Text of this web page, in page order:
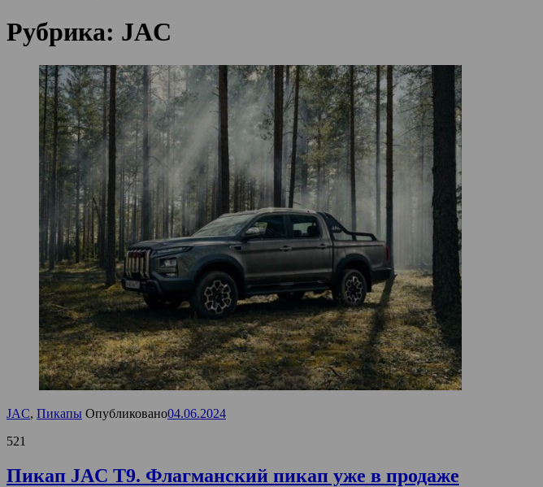
Рубрика: JAC
JAC, Пикапы Опубликовано04.06.2024
521
Пикап JAC T9. Флагманский пикап уже в продаже